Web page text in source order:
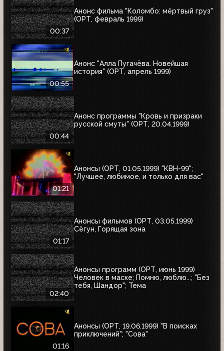
00:37
Анонс фильма "Коломбо: мёртвый груз"
(ОРТ, февраль 1999)
00:55
Анонс "Алла Пугачёва. Новейшая
история" (ОРТ, апрель 1999)
00:44
Анонс программы "Кровь и призраки
русской смуты" (ОРТ, 20.04.1999)
01:21
Анонсы (ОРТ, 01.05.1999) "КВН-99";
"Лучшее, любимое, и только для вас"
01:17
Анонсы фильмов (ОРТ, 03.05.1999)
Сёгун, Горящая зона
02:40
Анонсы программ (ОРТ, июнь 1999)
Человек в маске; Помню, люблю...; "Без
тебя, Шандор"; Тема
01:16
Анонсы (ОРТ, 19.06.1999) "В поисках
приключений"; "Сова"